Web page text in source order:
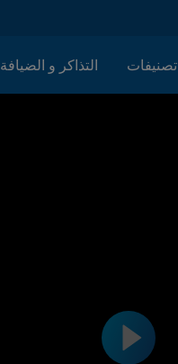
تصنيفات التذاكر و الضيافة